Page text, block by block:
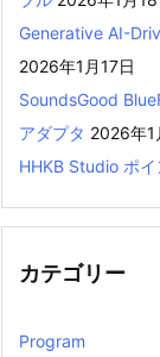
Generative AI-
2026年1月17日
SoundsGood
アダプタ 2026年1
HHKB Studio ポ
カテゴリー
Program